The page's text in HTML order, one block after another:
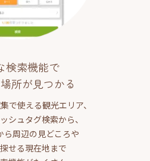
検索機能で
所が見つかる
で使える観光エリア、
シュタグ検索から、
ら周辺の見どころや
せる現在地まで